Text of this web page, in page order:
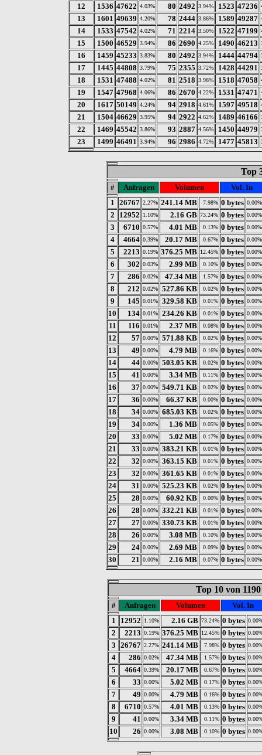
12 1536 47622 4.03% 80 2492 3.94% 1523 47236
13 1601 49639 4.20% 78 2444 3.86% 1589 49287
14 1533 47542 4.02% 71 2214 3.50% 1522 47199
15 1500 46529 3.94% 86 2690 4.25% 1490 46213
16 1459 45233 3.83% 80 2492 3.94% 1444 44794
17 1445 44808 3.79% 75 2355 3.72% 1428 44291
18 1531 47488 4.02% 81 2518 3.98% 1518 47058
19 1547 47968 4.06% 86 2670 4.22% 1531 47471
20 1617 50149 4.24% 94 2918 4.61% 1597 49518
21 1504 46629 3.95% 94 2922 4.62% 1489 46166
22 1469 45542 3.86% 93 2887 4.56% 1450 44979
23 1499 46491 3.94% 96 2986 4.72% 1477 45813
Top
# Anfragen Volumen
Vol. In
1
26767 2.27% 241.14 MB 7.98% 0 bytes 0.00%
2 12952 1.10% 2.16 GB 73.24% 0 bytes 0.00%
3 6710 0.57% 4.01 MB 0.13% 0 bytes 0.00%
4 4664 0.39% 20.17 MB 0.67% 0 bytes 0.00%
5 2213 0.19% 376.25 MB 12.45% 0 bytes 0.00%
6 302 0.03% 2.99 MB 0.10% 0 bytes 0.00%
7 286 0.02% 47.34 MB 1.57% 0 bytes 0.00%
8 212 0.02% 527.86 KB 0.02% 0 bytes 0.00%
9 145 0.01% 329.58 KB 0.01% 0 bytes 0.00%
10 134 0.01% 234.26 KB 0.01% 0 bytes 0.00%
11 116 0.01% 2.37 MB 0.08% 0 bytes 0.00%
12 57 0.00% 571.88 KB 0.02% 0 bytes 0.00%
13 49 0.00% 4.79 MB 0.16% 0 bytes 0.00%
14 44 0.00% 503.05 KB 0.02% 0 bytes 0.00%
15 41 0.00% 3.34 MB 0.11% 0 bytes 0.00%
16 37 0.00% 549.71 KB 0.02% 0 bytes 0.00%
17 36 0.00% 66.37 KB 0.00% 0 bytes 0.00%
18 34 0.00% 685.03 KB 0.02% 0 bytes 0.00%
19 34 0.00% 1.36 MB 0.05% 0 bytes 0.00%
20 33 0.00% 5.02 MB 0.17% 0 bytes 0.00%
21 33 0.00% 383.21 KB 0.01% 0 bytes 0.00%
22 32 0.00% 363.15 KB 0.01% 0 bytes 0.00%
23 32 0.00% 361.65 KB 0.01% 0 bytes 0.00%
24 31 0.00% 525.23 KB 0.02% 0 bytes 0.00%
25 28 0.00% 60.92 KB 0.00% 0 bytes 0.00%
26 28 0.00% 332.21 KB 0.01% 0 bytes 0.00%
27 27 0.00% 330.73 KB 0.01% 0 bytes 0.00%
28 26 0.00% 3.08 MB 0.10% 0 bytes 0.00%
29 24 0.00% 2.69 MB 0.09% 0 bytes 0.00%
30 21 0.00% 2.16 MB 0.07% 0 bytes 0.00%
Top 10 von
# Anfragen Volumen
Vol. In
1
12952 1.10% 2.16 GB 73.24% 0 bytes
2 2213 0.19% 376.25 MB 12.45% 0 bytes
3 26767 2.27% 241.14 MB 7.98% 0 bytes
4 286 0.02% 47.34 MB 1.57% 0 bytes
5 4664 0.39% 20.17 MB 0.67% 0 bytes
6 33 0.00% 5.02 MB 0.17% 0 bytes
7 49 0.00% 4.79 MB 0.16% 0 bytes
8 6710 0.57% 4.01 MB 0.13% 0 bytes
9 41 0.00% 3.34 MB 0.11% 0 bytes
10 26 0.00% 3.08 MB 0.10% 0 bytes